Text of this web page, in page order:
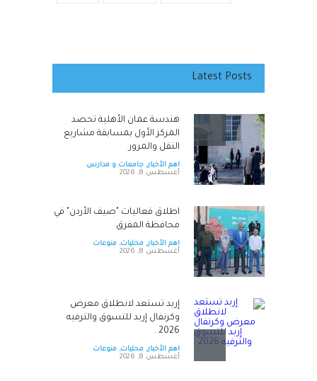
Latest Posts
هندسة عمان الأهلية تحصد
المركز الأول بمسابقة مشاريع
النقل والمرور
اهم الأخبار, جامعات و مدارس
أغسطس 8, 2026
اطلاق فعاليات "صيف الأردن" في
محافظة المفرق
اهم الأخبار, محليات, منوعات
أغسطس 8, 2026
إربد تستعد لانطلاق معرض
وكرنفال إربد للتسوق والترفيه
2026 .
اهم الأخبار, محليات, منوعات
أغسطس 8, 2026